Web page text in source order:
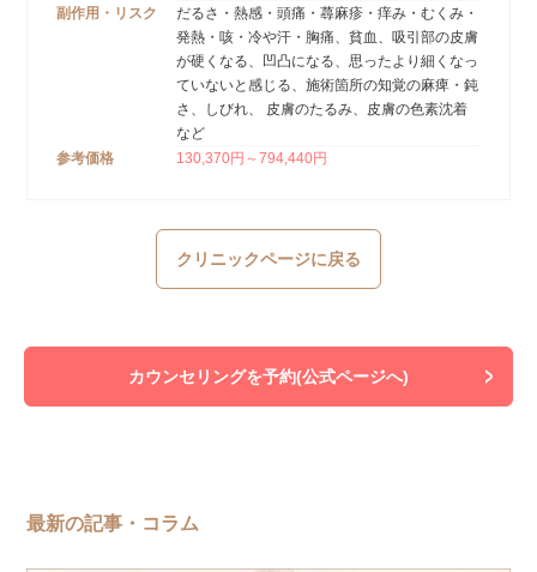
副作用・リスク
だるさ・熱感・頭痛・蕁麻疹・痒み・むくみ・
発熱・咳・冷や汗・胸痛、貧血、吸引部の皮膚
が硬くなる、凹凸になる、思ったより細くなっ
ていないと感じる、施術箇所の知覚の麻痺・鈍
さ、しびれ、 皮膚のたるみ、皮膚の色素沈着
など
参考価格
130,370円～794,440円
クリニックページに戻る
カウンセリングを予約(公式ページへ)
最新の記事・コラム